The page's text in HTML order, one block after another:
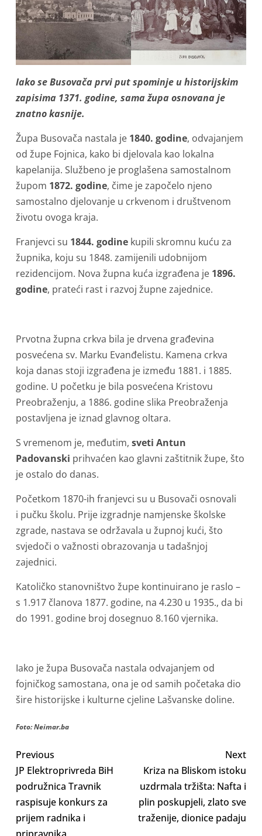
Iako se Busovača prvi put spominje u historijskim
zapisima 1371. godine, sama župa osnovana je
znatno kasnije.
Župa Busovača nastala je 1840. godine, odvajanjem
od župe Fojnica, kako bi djelovala kao lokalna
kapelanija. Službeno je proglašena samostalnom
župom 1872. godine, čime je započelo njeno
samostalno djelovanje u crkvenom i društvenom
životu ovoga kraja.
Franjevci su 1844. godine kupili skromnu kuću za
župnika, koju su 1848. zamijenili udobnijom
rezidencijom. Nova župna kuća izgrađena je 1896.
godine, prateći rast i razvoj župne zajednice.
Prvotna župna crkva bila je drvena građevina
posvećena sv. Marku Evanđelistu. Kamena crkva
koja danas stoji izgrađena je između 1881. i 1885.
godine. U početku je bila posvećena Kristovu
Preobraženju, a 1886. godine slika Preobraženja
postavljena je iznad glavnog oltara.
S vremenom je, međutim, sveti Antun
Padovanski prihvaćen kao glavni zaštitnik župe, što
je ostalo do danas.
Početkom 1870-ih franjevci su u Busovači osnovali
i pučku školu. Prije izgradnje namjenske školske
zgrade, nastava se održavala u župnoj kući, što
svjedoči o važnosti obrazovanja u tadašnjoj
zajednici.
Katoličko stanovništvo župe kontinuirano je raslo –
s 1.917 članova 1877. godine, na 4.230 u 1935., da bi
do 1991. godine broj dosegnuo 8.160 vjernika.
Iako je župa Busovača nastala odvajanjem od
fojničkog samostana, ona je od samih početaka dio
šire historijske i kulturne cjeline Lašvanske doline.
Foto: Neimar.ba
Previous
JP Elektroprivreda BiH
podružnica Travnik
raspisuje konkurs za
prijem radnika i
Next
Kriza na Bliskom istoku
uzdrmala tržišta: Nafta i
plin poskupjeli, zlato sve
traženije, dionice padaju